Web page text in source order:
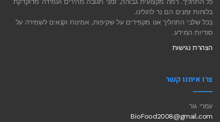
כל התהליך. רמה מקצועית גבוהה, זמני תגובה מהירים ועמידה מדוקדקת
בלוחות זמנים הם נר לרגלינו.
בכל שלבי התהליך אנו מקפידים על שקיפות, אמינות וקנאים לשמירה על
סודיות המידע.
הצהרת נגישות
צרו איתנו קשר
עמרי גור
BioFood2008@gmail.com